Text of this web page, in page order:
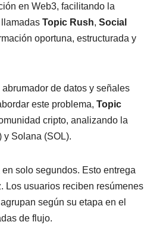
en Web3, facilitando la
Topic Rush, Social
oportuna, estructurada y
de datos y señales
este problema, Topic
cripto, analizando la
y Solana (SOL).
solo segundos. Esto entrega
Los usuarios reciben resúmenes
según su etapa en el
de flujo.